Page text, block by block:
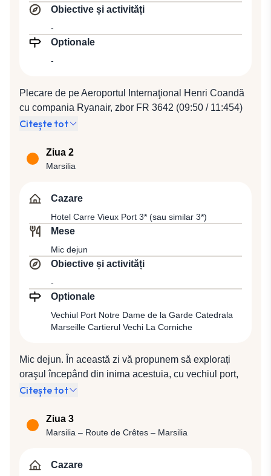
Obiective și activități
-
Optionale
-
Plecare de pe Aeroportul Internaţional Henri Coandă
cu compania Ryanair, zbor FR 3642 (09:50 / 11:454)
spre Marsilia, situată pe coasta Mediteranei, capitala
Marsilia la Hotel Carre Vieux Port 3* (sau similar 3*).
Citește tot
Ziua 2
Marsilia
Cazare
Hotel Carre Vieux Port 3* (sau similar 3*)
Mese
Mic dejun
Obiective și activități
-
Optionale
Vechiul Port Notre Dame de la Garde Catedrala
Marseille Cartierul Vechi La Corniche
Mic dejun. În această zi vă propunem să explorați
oraşul începând din inima acestuia, cu vechiul port,
încă punctul central al Marsiliei chiar dacă nu mai este
adevăratul spirit al orașului, fiind un loc pitoresc, cu
debarcadere, alei pietonale largi și ambarcațiuni.
urcați la catedrala situată pe cel mai înalt deal al
Citește tot
Ziua 3
Marsilia – Route de Crêtes – Marsilia
Cazare